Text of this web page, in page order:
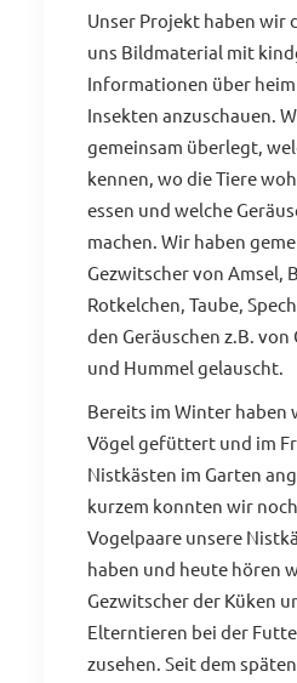
Unser Projekt haben wir
uns Bildmaterial mit
Informationen über
Insekten anzuschauen.
gemeinsam überlegt,
kennen, wo die Tiere
essen und welche
machen. Wir haben
Gezwitscher von Amsel,
Rotkelchen, Taube,
den Geräuschen z.B.
und Hummel gelauscht.
Bereits im Winter haben
Vögel gefüttert und im
Nistkästen im Garten
kurzem konnten wir
Vogelpaare unsere
haben und heute hören
Gezwitscher der Küken
Elterntieren bei der
zusehen. Seit dem